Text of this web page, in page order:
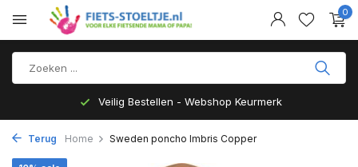
0
Veilig Bestellen - Webshop Keurmerk
Terug Home Sweden poncho Imbris Copper